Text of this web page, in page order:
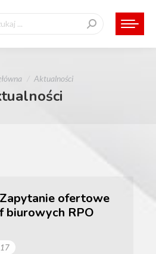
Aktualności
ofertowe
biurowych RPO